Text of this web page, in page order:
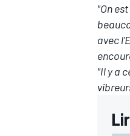
"On
avec
"Il y a